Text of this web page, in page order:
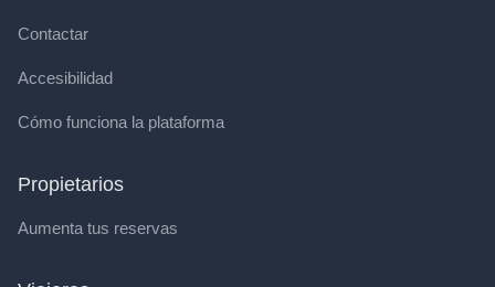
Contactar
Accesibilidad
Cómo funciona la plataforma
Propietarios
Aumenta tus reservas